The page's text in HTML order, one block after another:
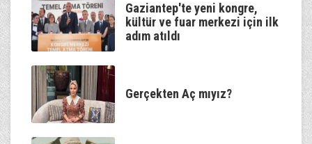
Gaziantep'te yeni kongre,
kültür ve fuar merkezi için ilk
adım atıldı
Gerçekten Aç mıyız?